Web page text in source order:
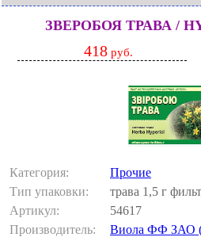
ЗВЕРОБОЯ ТРАВА /
418 руб.
Категория:
Прочие
Тип упаковки:
трава 1,5 г
Артикул:
54617
Производитель:
Виола ФФ ЗАО